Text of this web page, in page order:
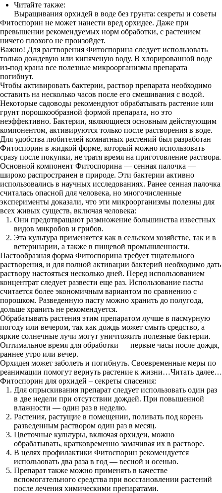
Читайте также:
Выращивания орхидей в воде без грунта: секреты и советы
Фитоспорин не может нанести вред орхидее. Даже при
превышении рекомендуемых норм обработки, с растением
ничего плохого не произойдет.
Важно! Для растворения Фитоспорина следует использовать
только дождевую или кипяченую воду. В хлорированной воде
из-под крана все полезные микроорганизмы препарата
погибнут.
Чтобы активировать бактерии, раствор препарата необходимо
оставить на несколько часов после его смешивания с водой.
Некоторые садоводы рекомендуют обрабатывать растение или
грунт порошкообразной формой препарата, но это
неэффективно. Бактерии, являющиеся основным действующим
компонентом, активируются только после растворения в воде.
Для удобства любителей комнатных растений был разработан
Фитоспорин в жидкой форме, который можно использовать
сразу после покупки, не тратя время на приготовление раствора.
Основной компонент Фитоспорина — сенная палочка —
широко распространен в природе. Эти бактерии активно
использовались в научных исследованиях. Ранее сенная палочка
считалась опасной для человека, но многочисленные
эксперименты доказали, что эти микроорганизмы полезны для
всех живых существ, включая человека:
Они предотвращают размножение большинства известных
видов микробов и грибов.
Эта культура применяется как в сельском хозяйстве, так и в
ветеринарии, а также в пищевой промышленности.
Пастообразная форма Фитоспорина требует тщательного
растворения, и для полной активации бактерий необходимо дать
раствору настояться несколько дней. Перед использованием
концентрат следует развести еще раз. Использование пасты
считается более экономичным вариантом по сравнению с
порошком. Разведенную пасту можно хранить до полугода,
дольше хранить не рекомендуется.
Обрабатывать растения этим препаратом лучше в пасмурную
погоду или вечером, так как дождь может смыть средство, а
яркие солнечные лучи могут уничтожить полезные бактерии.
Оптимальное время для обработки — первые часы после дождя,
раннее утро или вечер.
Орхидея может заболеть и погибнуть. Своевременные меры по
реанимации помогут вернуть растение к жизни…Читать далее…
Фитоспорин для орхидей – секреты спасения:
Для опрыскивания препарат следует использовать один раз
в две недели при отсутствии дождей. При повышенной
влажности — один раз в неделю.
Растения, растущие в помещении, поливать под корень
разведенным раствором один раз в месяц.
Цветочные культуры, включая орхидеи, можно
обрабатывать, кратковременно замачивая их в растворе.
В целях профилактики Фитоспорин рекомендуется
использовать два раза в год — весной и осенью.
Препарат также можно применять в качестве
вспомогательного средства при восстановлении растений
после лечения химическими препаратами.